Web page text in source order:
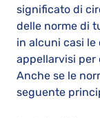
significato di
delle norme di
in alcuni casi
appellarvisi per
Anche se le
seguente